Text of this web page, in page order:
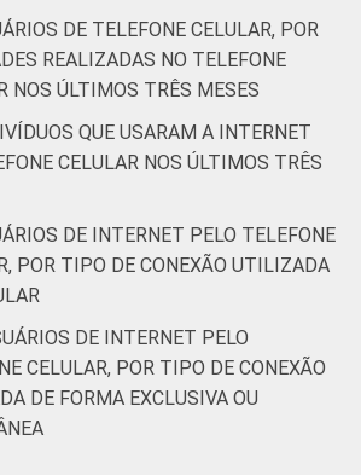
anos
85 14 1
De 60 anos
ou mais
Mais de 1
SM até 2 SM
82 17 1
Mais de 2
SM até 3 SM
91 9
Mais de 3
DE TELEFONE CELULAR, POR
REALIZADAS NO TELEFONE
NOS ÚLTIMOS TRÊS MESES
QUE USARAM A INTERNET
CELULAR NOS ÚLTIMOS TRÊS
DE INTERNET PELO TELEFONE
POR TIPO DE CONEXÃO UTILIZADA
DE INTERNET PELO
CELULAR, POR TIPO DE CONEXÃO
DE FORMA EXCLUSIVA OU